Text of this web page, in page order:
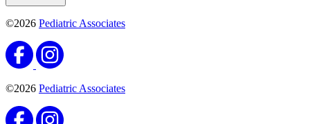
©2026 Pediatric Associates
©2026 Pediatric Associates